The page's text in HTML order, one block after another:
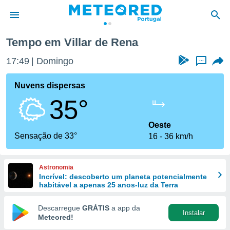
da
foi
fornecidas
a este
das
e
forma
digital
Tempo em Villar de Rena
17:49 Domingo ...
Nuvens dispersas
35°
Sensação de 33°
Oeste
16
36 km/h
Astronomia
Incrível: descoberto um planeta potencialmente
habitável a apenas 25 anos-luz da Terra
Descarregue GRÁTIS a app da
Meteored!
Instalar